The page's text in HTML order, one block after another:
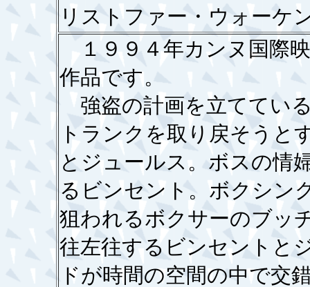
リストファー・ウォー
１９９４年カンヌ国際
作品です。
強盗の計画を立ててい
トランクを取り戻そうと
とジュールス。ボスの情
るビンセント。ボクシン
狙われるボクサーのブッ
往左往するビンセントと
ドが時間の空間の中で交